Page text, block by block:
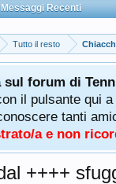
Tutto il resto
sul forum di
il pulsante qui
tanti
a e non
++++
Messaggi Recenti